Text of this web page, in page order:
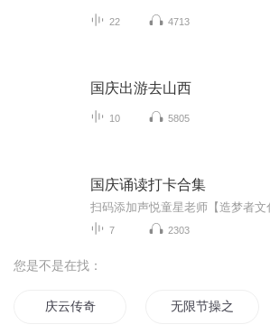
22 4713
国庆出游去山西
10 5805
国庆诵读打卡合集
7 2303
您是不是在找：
庆云传奇 无限节操之旅